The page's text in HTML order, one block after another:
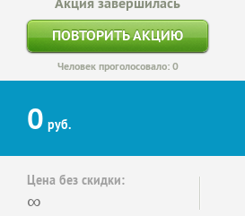
ПОВТОРИТЬ АКЦИЮ
Человек проголосовало: 0
0 руб.
Цена без скидки:
∞